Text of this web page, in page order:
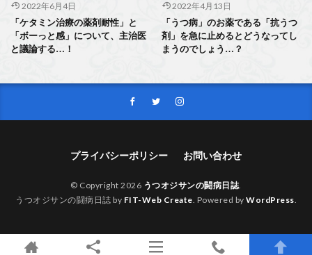
2022年6月4日
「ケタミン治療の薬剤耐性」と
「ボーっと感」について、主治医
と議論する…！
2022年4月13日
「うつ病」のお薬である「抗うつ
剤」を急に止めるとどうなってし
まうのでしょう…？
プライバシーポリシー お問い合わせ
© Copyright 2026 うつオジサンの闘病日誌.
うつオジサンの闘病日誌 by FIT-Web Create. Powered by WordPress.